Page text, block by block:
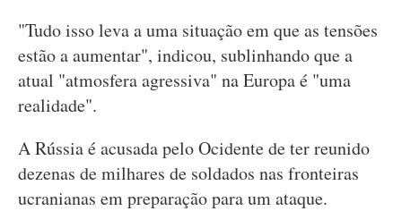
"Tudo isso leva a uma situação em que as tensões
estão a aumentar", indicou, sublinhando que a
atual "atmosfera agressiva" na Europa é "uma
realidade".
A Rússia é acusada pelo Ocidente de ter reunido
dezenas de milhares de soldados nas fronteiras
ucranianas em preparação para um ataque.